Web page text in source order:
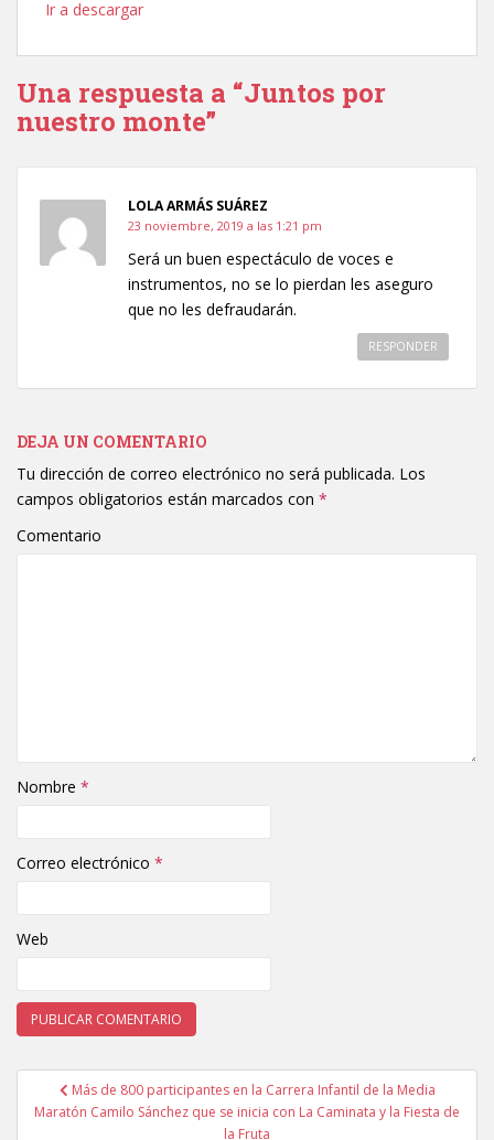
audio
Ir a descargar
Una respuesta a “Juntos por
nuestro monte”
LOLA ARMÁS SUÁREZ
23 noviembre, 2019 a las 1:21 pm
Será un buen espectáculo de voces e
instrumentos, no se lo pierdan les aseguro
que no les defraudarán.
RESPONDER
DEJA UN COMENTARIO
Tu dirección de correo electrónico no será publicada. Los
campos obligatorios están marcados con *
Comentario
Nombre *
Correo electrónico *
Web
Navegación de entradas
Más de 800 participantes en la Carrera Infantil de la Media
Maratón Camilo Sánchez que se inicia con La Caminata y la Fiesta de
la Fruta